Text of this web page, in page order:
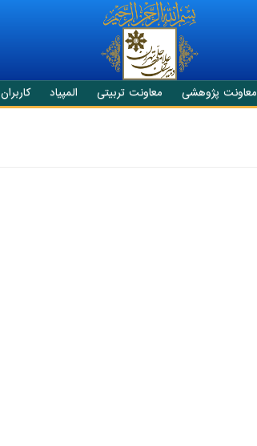
معاونت پژوهشی معاونت تربیتی المپیاد کاربران